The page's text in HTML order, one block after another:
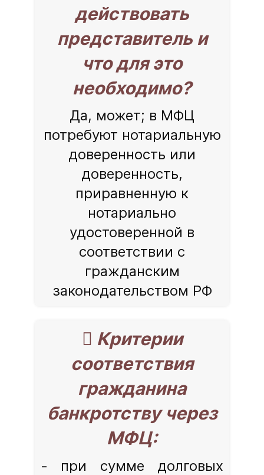
действовать
представитель и
что для это
необходимо?
Да, может; в МФЦ
потребуют нотариальную
доверенность или
доверенность,
приравненную к
нотариально
удостоверенной в
соответствии с
гражданским
законодательством РФ
 Критерии
соответствия
гражданина
банкротству через
МФЦ:
- при сумме долговых